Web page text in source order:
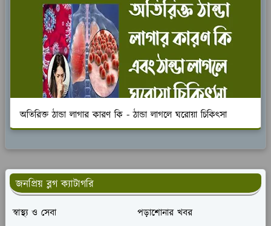
অতিরিক্ত ঠান্ডা লাগার কারণ কি - ঠান্ডা লাগলে ঘরোয়া চিকিৎসা
জনপ্রিয় ব্লগ ক্যাটাগরি
স্বাস্থ্য ও সেবা
পড়াশোনার খবর